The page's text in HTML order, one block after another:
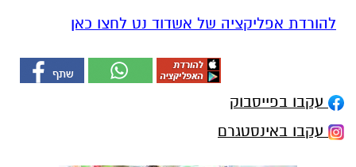
להורדת אפליקציה של אשדוד נט לחצו כאן
עקבו בפייסבוק
עקבו באינסטגרם